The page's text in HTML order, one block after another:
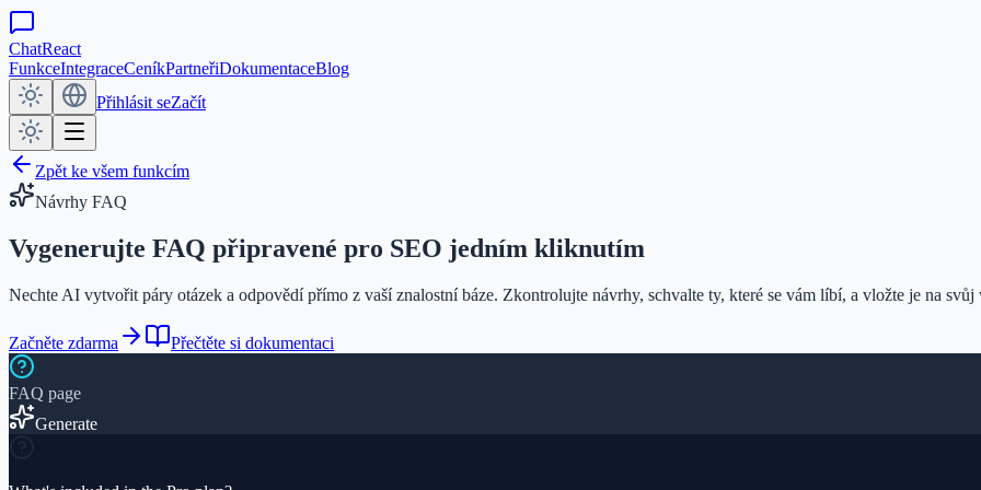
ChatReact
FunkceIntegraceCeníkPartneřiDokumentaceBlog
Přihlásit seZačít
Zpět ke všem funkcím
Návrhy FAQ
Vygenerujte FAQ připravené pro SEO jedním kliknutím
Nechte AI vytvořit páry otázek a odpovědí přímo z vaší znalostní báze. Zkontrolujte návrhy, schvalte ty, které se vám líbí, a vložte je na svůj
Začněte zdarma Přečtěte si dokumentaci
FAQ page
Generate